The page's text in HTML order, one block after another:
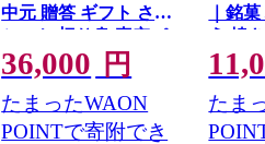
中元 贈答 ギフト さけ
シャケ 切り身 真空パ
ック ふるさと納税 海
鮮 海の幸 北海道
36,000 円
たまったWAON
POINTで寄附でき
｜銘
う 焼
幌市
たま